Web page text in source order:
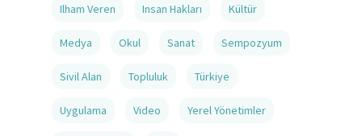
Ilham Veren Insan Hakları Kültür
Medya Okul Sanat Sempozyum
Sivil Alan Topluluk Türkiye
Uygulama Video Yerel Yönetimler